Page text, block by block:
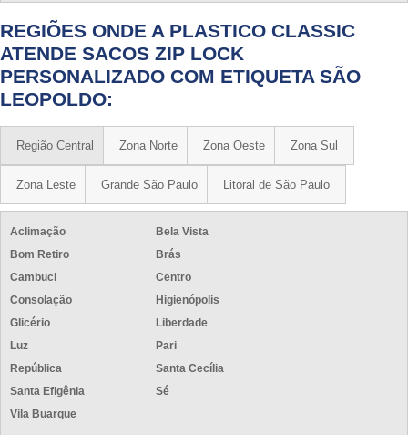
REGIÕES ONDE A PLASTICO CLASSIC
ATENDE SACOS ZIP LOCK
PERSONALIZADO COM ETIQUETA SÃO
LEOPOLDO:
Região Central Zona Norte Zona Oeste Zona Sul
Zona Leste Grande São Paulo Litoral de São Paulo
Aclimação
Bela Vista
Bom Retiro
Brás
Cambuci
Centro
Consolação
Higienópolis
Glicério
Liberdade
Luz
Pari
República
Santa Cecília
Santa Efigênia
Sé
Vila Buarque